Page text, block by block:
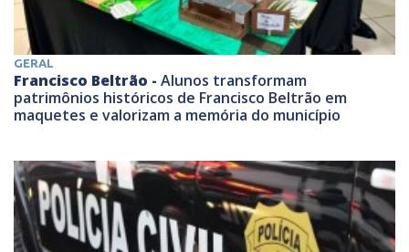
GERAL
Francisco Beltrão - Alunos transformam
patrimônios históricos de Francisco Beltrão em
maquetes e valorizam a memória do município